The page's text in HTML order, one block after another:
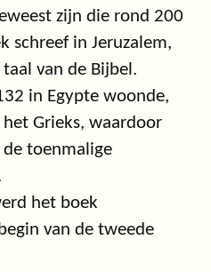
zijn die rond 200
schreef in Jeruzalem,
van de Bijbel.
in Egypte woonde,
Grieks, waardoor
toenmalige
het boek
van de tweede